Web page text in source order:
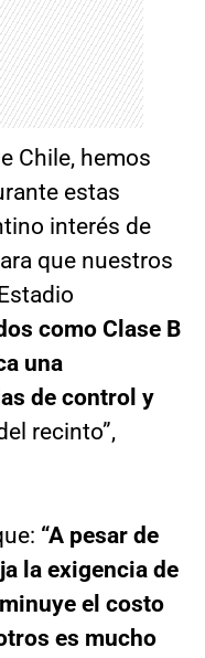
Chile, hemos
estas
interés de
que nuestros
como Clase B
una
de control y
recinto”,
“A pesar de
la exigencia de
el costo
es mucho